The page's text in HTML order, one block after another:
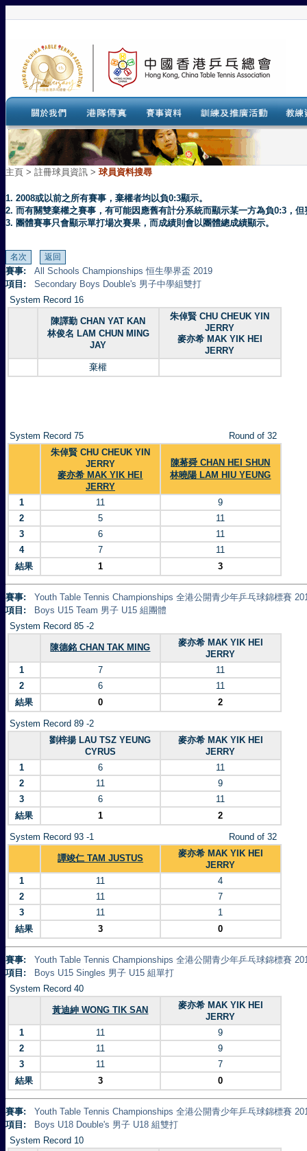
主頁 > 註冊球員資訊 > 球員資料搜尋
1. 2008或以前之所有賽事，棄權者均以負0:3顯示。
2. 而有關雙棄權之賽事，有可能因應舊有計分系統而顯示某一方為負0:3，
3. 團體賽事只會顯示單打場次賽果，而成績則會以團體總成績顯示。
賽事:
All Schools Championships 恒生學界盃 2019
項目:
Secondary Boys Double's 男子中學組雙打
System Record 16
陳譯勤 CHAN YAT KAN
林俊名 LAM CHUN MING
JAY
朱倬賢 CHU CHEUK YIN
JERRY
麥亦希 MAK YIK HEI
JERRY
棄權
System Record 75
Round of 32
朱倬賢 CHU CHEUK YIN
JERRY
麥亦希 MAK YIK HEI
JERRY
陳莃舜 CHAN HEI SHUN
林曉陽 LAM HIU YEUNG
1 11
9
2
5
11
3
6
11
4
7
11
結果
1 3
賽事:
Youth Table Tennis Championships 全港公開青少年乒乓球錦標賽
項目:
Boys U15 Team 男子 U15 組團體
System Record 85 -2
陳德銘 CHAN TAK MING
麥亦希 MAK YIK HEI
JERRY
1
7
11
2
6
11
結果
0 2
System Record 89 -2
劉梓揚 LAU TSZ YEUNG
CYRUS
麥亦希 MAK YIK HEI
JERRY
1
6
11
2
11
9
3
6
11
結果
1 2
System Record 93 -1 Round of 32
譚竣仁 TAM JUSTUS
麥亦希 MAK YIK HEI
JERRY
1
11
4
2
11
7
3
11
1
結果
3 0
賽事:
Youth Table Tennis Championships 全港公開青少年乒乓球錦標賽
項目:
Boys U15 Singles 男子 U15 組單打
System Record 40
黃迪紳 WONG TIK SAN
麥亦希 MAK YIK HEI
JERRY
1
11
9
2
11
9
3
11
7
結果
3 0
賽事:
Youth Table Tennis Championships 全港公開青少年乒乓球錦標賽
項目:
Boys U18 Double's 男子 U18 組雙打
System Record 10